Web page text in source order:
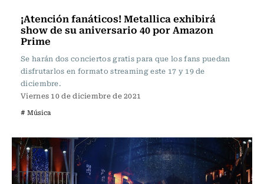
¡Atención fanáticos! Metallica exhibirá
show de su aniversario 40 por Amazon
Prime
Se harán dos conciertos gratis para que los fans puedan
disfrutarlos en formato streaming este 17 y 19 de
diciembre.
Viernes 10 de diciembre de 2021
# Música